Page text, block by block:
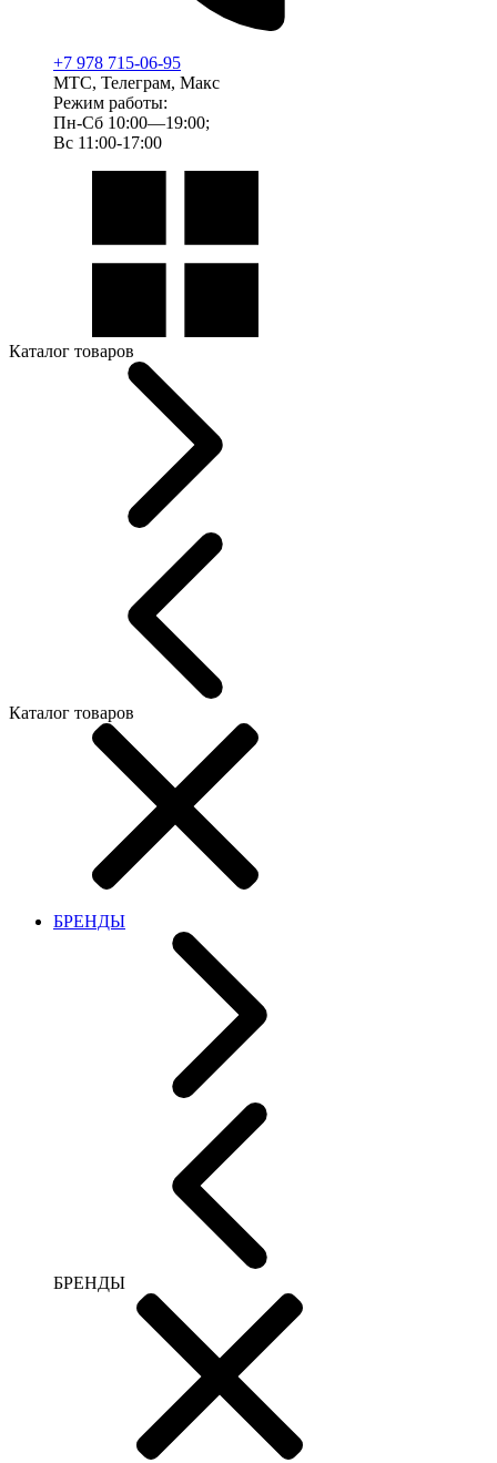
+7 978 715-06-95
МТС, Телеграм, Макс
Режим работы:
Пн-Сб 10:00—19:00;
Вс 11:00-17:00
Каталог товаров
Каталог товаров
БРЕНДЫ
БРЕНДЫ